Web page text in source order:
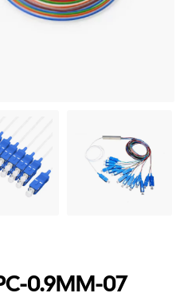
0.9MM-07